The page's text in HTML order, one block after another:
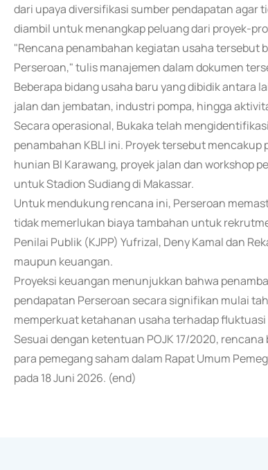
dari upaya diversifikasi sumber pendapatan agar
diambil untuk menangkap peluang dari proyek-
"Rencana penambahan kegiatan usaha
Perseroan," tulis manajemen dalam dokumen
Beberapa bidang usaha baru yang dibidik
jalan dan jembatan, industri pompa, hingga
Secara operasional, Bukaka telah
penambahan KBLI ini. Proyek tersebut
hunian BI Karawang, proyek jalan dan workshop
untuk Stadion Sudiang di Makassar.
Untuk mendukung rencana ini, Perseroan
tidak memerlukan biaya tambahan untuk
Penilai Publik (KJPP) Yufrizal, Deny Kamal dan
maupun keuangan.
Proyeksi keuangan menunjukkan bahwa
pendapatan Perseroan secara signifikan mulai
memperkuat ketahanan usaha terhadap
Sesuai dengan ketentuan POJK 17/2020,
para pemegang saham dalam Rapat Umum
pada 18 Juni 2026. (end)